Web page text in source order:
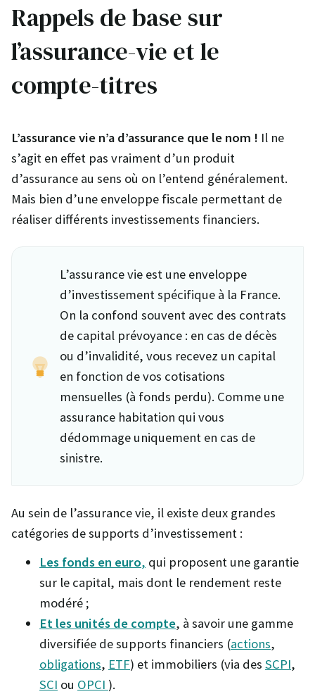
Rappels de base sur
l’assurance-vie et le
compte-titres
L’assurance vie n’a d’assurance que le nom ! Il ne
s’agit en effet pas vraiment d’un produit
d’assurance au sens où on l’entend généralement.
Mais bien d’une enveloppe fiscale permettant de
réaliser différents investissements financiers.
L’assurance vie est une enveloppe
d’investissement spécifique à la France.
On la confond souvent avec des contrats
de capital prévoyance : en cas de décès
ou d’invalidité, vous recevez un capital
en fonction de vos cotisations
mensuelles (à fonds perdu). Comme une
assurance habitation qui vous
dédommage uniquement en cas de
sinistre.
Au sein de l’assurance vie, il existe deux grandes
catégories de supports d’investissement :
Les fonds en euro, qui proposent une garantie
sur le capital, mais dont le rendement reste
modéré ;
Et les unités de compte, à savoir une gamme
diversifiée de supports financiers (actions,
obligations, ETF) et immobiliers (via des SCPI,
SCI ou OPCI ).